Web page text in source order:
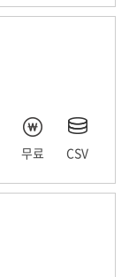
무료 CSV